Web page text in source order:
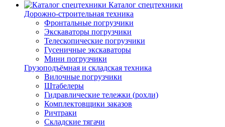
Каталог спецтехники
Дорожно-строительная техника
Фронтальные погрузчики
Экскаваторы погрузчики
Телескопические погрузчики
Гусеничные экскаваторы
Мини погрузчики
Грузоподъёмная и складская техника
Вилочные погрузчики
Штабелеры
Гидравлические тележки (рохли)
Комплектовщики заказов
Ричтраки
Складские тягачи